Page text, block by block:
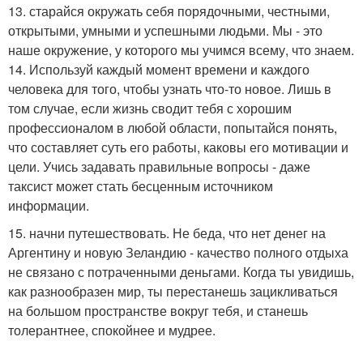
13. старайся окружать себя порядочными, честными,
открытыми, умными и успешными людьми. Мы - это
наше окружение, у которого мы учимся всему, что знаем.
14. Используй каждый момент времени и каждого
человека для того, чтобы узнать что-то новое. Лишь в
том случае, если жизнь сводит тебя с хорошим
профессионалом в любой области, попытайся понять,
что составляет суть его работы, каковы его мотивации и
цели. Учись задавать правильные вопросы - даже
таксист может стать бесценным источником
информации.
15. начни путешествовать. Не беда, что нет денег на
Аргентину и новую Зеландию - качество полного отдыха
не связано с потраченными деньгами. Когда ты увидишь,
как разнообразен мир, ты перестанешь зацикливаться
на большом пространстве вокруг тебя, и станешь
толерантнее, спокойнее и мудрее.